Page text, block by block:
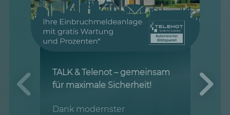
TALK & Telenot – gemeinsam
für maximale Sicherheit!
Dank modernster